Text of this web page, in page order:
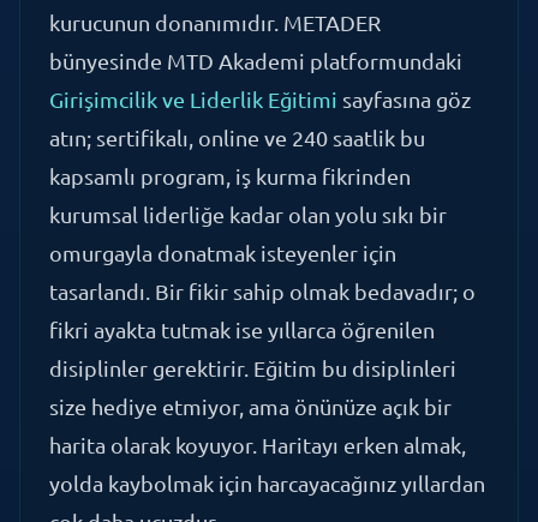
bünyesinde MTD Akademi platformundaki
Girişimcilik ve Liderlik Eğitimi sayfasına göz
atın; sertifikalı, online ve 240 saatlik bu
kapsamlı program, iş kurma fikrinden
kurumsal liderliğe kadar olan yolu sıkı bir
omurgayla donatmak isteyenler için
tasarlandı. Bir fikir sahip olmak bedavadır; o
fikri ayakta tutmak ise yıllarca öğrenilen
disiplinler gerektirir. Eğitim bu disiplinleri
size hediye etmiyor, ama önünüze açık bir
harita olarak koyuyor. Haritayı erken almak,
yolda kaybolmak için harcayacağınız yıllardan
çok daha ucuzdur.